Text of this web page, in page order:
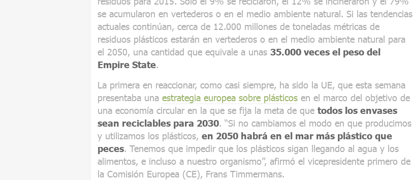
se acumularon en vertederos o en el medio ambiente natural. Si las tendencias
actuales continúan, cerca de 12.000 millones de toneladas métricas de
residuos plásticos estarán en vertederos o en el medio ambiente natural para
el 2050, una cantidad que equivale a unas 35.000 veces el peso del
Empire State.
La primera en reaccionar, como casi siempre, ha sido la UE, que esta semana
presentaba una estrategia europea sobre plásticos en el marco del objetivo de
una economía circular en la que se fija la meta de que todos los envases
sean reciclables para 2030. “Si no cambiamos el modo en que producimos
y utilizamos los plásticos, en 2050 habrá en el mar más plástico que
peces. Tenemos que impedir que los plásticos sigan llegando al agua y los
alimentos, e incluso a nuestro organismo”, afirmó el vicepresidente primero de
la Comisión Europea (CE), Frans Timmermans.